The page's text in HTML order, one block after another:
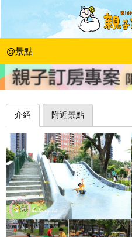
@景點
咕溜咕溜磨石溜滑
姿勢～新竹中央公園
珍太妃旅遊親子生活|2019-05-22
介紹 附近景點